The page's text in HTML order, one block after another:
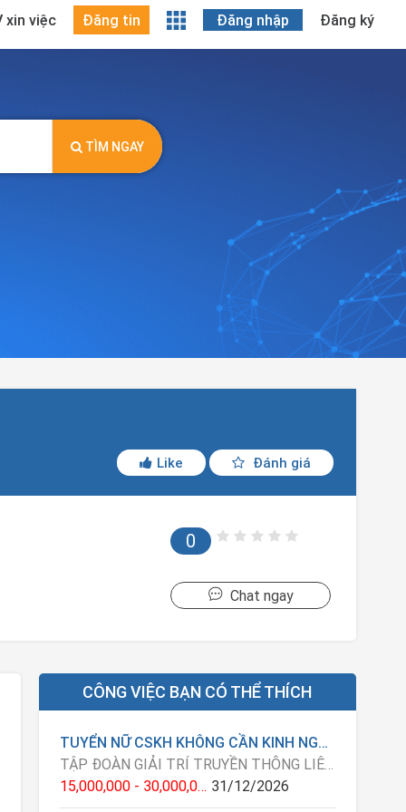
xin việc Đăng tin Đăng nhập Đăng ký
TÌM NGAY
Like Đánh giá
0
Chat ngay
CÔNG VIỆC BẠN CÓ THỂ THÍCH
TUYỂN NỮ CSKH KHÔNG CẦN KINH NGHIỆM CÓ ĐÀO TẠO ( LÀM ONLINE TẠI NHÀ )
TẬP ĐOÀN GIẢI TRÍ TRUYỀN THÔNG LIÊN MINH OKVIP
15,000,000 - 30,000,000 VNĐ 31/12/2026